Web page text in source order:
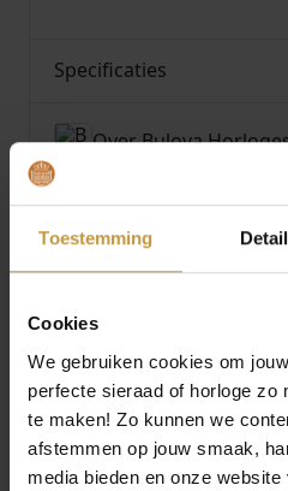
Toestemming
Cookies
We gebruiken cookies om
perfecte sieraad of horloge zo
te maken! Zo kunnen we
afstemmen op jouw smaak,
media bieden en onze
Specificaties
Over Bulova
MEER VAN
BULOVA MARINE STAR
AUTOMAAT
HERENHORLOGE
98B471 GROEN
Direct leverbaar, 1